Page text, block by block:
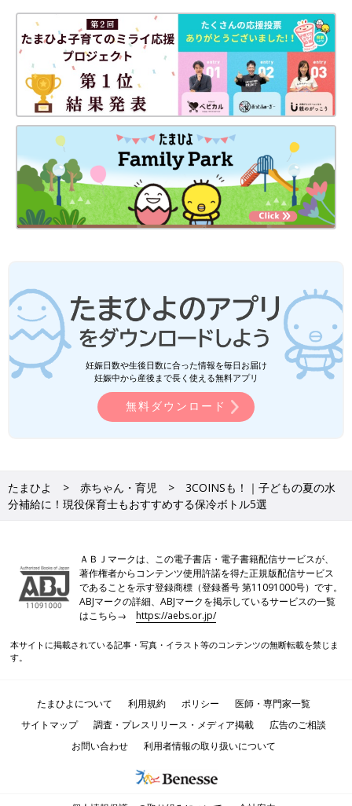
妊娠日数や生後日数に合った情報を毎日お届け
妊娠中から産後まで長く使える無料アプリ
無料ダウンロード
たまひよ 赤ちゃん・育児
3COINSも！｜子どもの夏の水
分補給に！現役保育士もおすすめする保冷ボトル5選
ＡＢＪマークは、この電子書店・電子書籍配信サービスが、
著作権者からコンテンツ使用許諾を得た正規版配信サービス
であることを示す登録商標（登録番号 第11091000号）です。
ABJマークの詳細、ABJマークを掲示しているサービスの一覧
はこちら→https://aebs.or.jp/
本サイトに掲載されている記事・写真・イラスト等のコンテンツの無断転載を禁じま
す。
たまひよについて 利用規約 ポリシー
医師・専門家一覧
サイトマップ
調査・プレスリリース・メディア掲載
広告のご相談
お問い合わせ
利用者情報の取り扱いについて